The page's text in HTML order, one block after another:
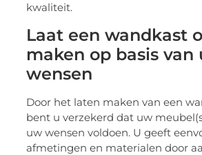
kwaliteit.
Laat een wandkast
maken op basis van
wensen
Door het laten maken van een
bent u verzekerd dat uw
uw wensen voldoen. U geeft
afmetingen en materialen door